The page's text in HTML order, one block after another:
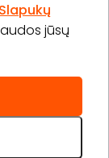
Slapukų
jūsų
+370